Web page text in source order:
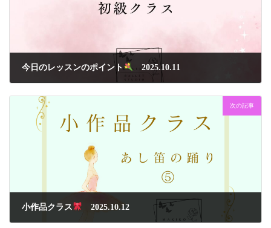
今日のレッスンのポイント 2025.10.11
次の記事
小作品クラス 2025.10.12